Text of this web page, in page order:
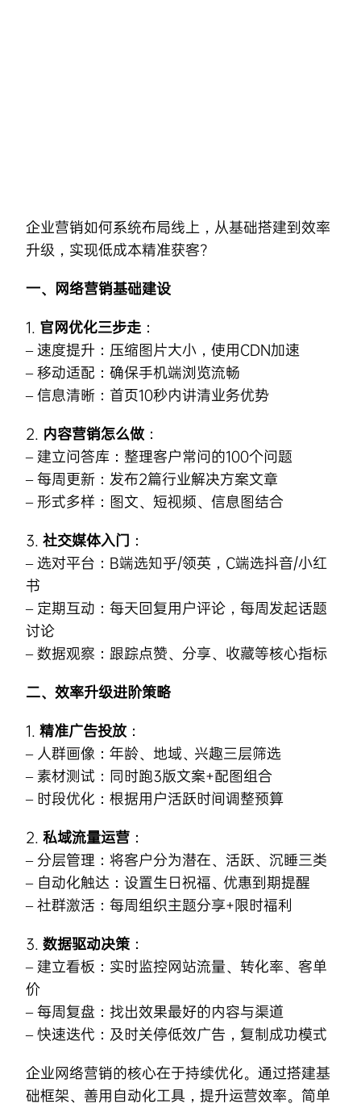
企业营销如何系统布局线上，从基础搭建到效率
升级，实现低成本精准获客?
一、网络营销基础建设
1. 官网优化三步走：
– 速度提升：压缩图片大小，使用CDN加速
– 移动适配：确保手机端浏览流畅
– 信息清晰：首页10秒内讲清业务优势
2. 内容营销怎么做：
– 建立问答库：整理客户常问的100个问题
– 每周更新：发布2篇行业解决方案文章
– 形式多样：图文、短视频、信息图结合
3. 社交媒体入门 ：
– 选对平台：B端选知乎/领英，C端选抖音/小红
书
– 定期互动：每天回复用户评论，每周发起话题
讨论
– 数据观察：跟踪点赞、分享、收藏等核心指标
二、效率升级进阶策略
1. 精准广告投放：
– 人群画像：年龄、地域、兴趣三层筛选
– 素材测试：同时跑3版文案+配图组合
– 时段优化：根据用户活跃时间调整预算
2. 私域流量运营：
– 分层管理：将客户分为潜在、活跃、沉睡三类
– 自动化触达：设置生日祝福、优惠到期提醒
– 社群激活：每周组织主题分享+限时福利
3. 数据驱动决策：
– 建立看板：实时监控网站流量、转化率、客单
价
– 每周复盘：找出效果最好的内容与渠道
– 快速迭代：及时关停低效广告，复制成功模式
企业网络营销的核心在于持续优化。通过搭建基
础框架、善用自动化工具，提升运营效率。简单